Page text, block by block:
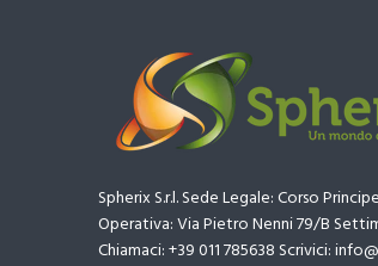
Spherix S.r.l. Sede Legale: Corso
Operativa: Via Pietro Nenni 79/B
Chiamaci: +39 011 785638 Scrivici: